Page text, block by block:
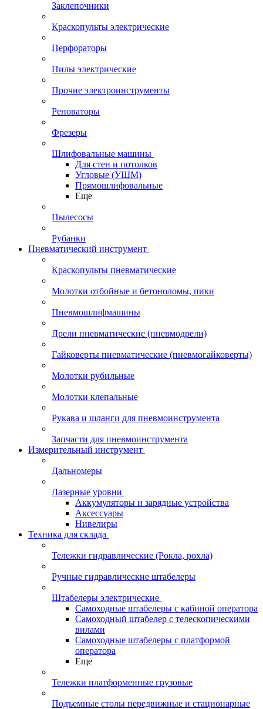
Заклепочники
Краскопульты электрические
Перфораторы
Пилы электрические
Прочие электроинструменты
Реноваторы
Фрезеры
Шлифовальные машины
Для стен и потолков
Угловые (УШМ)
Прямошлифовальные
Еще
Пылесосы
Рубанки
Пневматический инструмент
Краскопульты пневматические
Молотки отбойные и бетоноломы, пики
Пневмошлифмашины
Дрели пневматические (пневмодрели)
Гайковерты пневматические (пневмогайковерты)
Молотки рубильные
Молотки клепальные
Рукава и шланги для пневмоинструмента
Запчасти для пневмоинструмента
Измерительный инструмент
Дальномеры
Лазерные уровни
Аккумуляторы и зарядные устройства
Аксессуары
Нивелиры
Техника для склада
Тележки гидравлические (Рокла, рохла)
Ручные гидравлические штабелеры
Штабелеры электрические
Самоходные штабелеры с кабиной оператора
Самоходный штабелер с телескопическими
вилами
Самоходные штабелеры с платформой
оператора
Еще
Тележки платформенные грузовые
Подъемные столы передвижные и стационарные